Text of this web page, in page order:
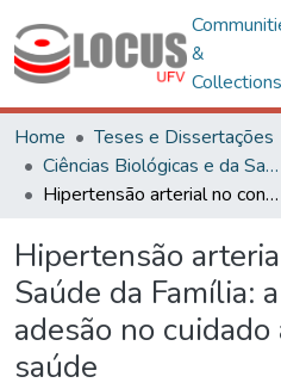
&
Collections
Home
Teses e Dissertações
Ciências Biológicas e da Saúde
Hipertensão arterial no contexto da Saúde da Família: a problemática da adesão no cuidado ampliado em saúde
Hipertensão
Saúde da Família:
adesão no
saúde